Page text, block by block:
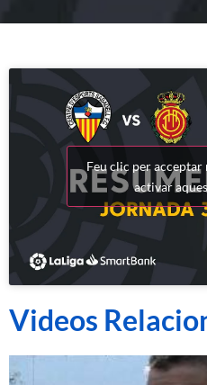
Feu clic per
activar
Videos